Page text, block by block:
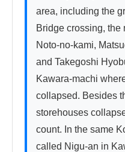
area, including the
Bridge crossing, the
Noto-no-kami,
and Takegoshi
Kawara-machi
collapsed. Besides
storehouses
count. In the same
called Nigu-an in